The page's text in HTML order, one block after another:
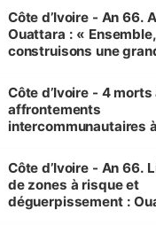
enfants
Côte d’Ivoire - An 66.
Ouattara : «
construisons une
générations futures »
Côte d’Ivoire - 4
affrontements
intercommunautaires
milieu des sinistrés
Côte d’Ivoire - An 66.
de zones à risque et
déguerpissement :